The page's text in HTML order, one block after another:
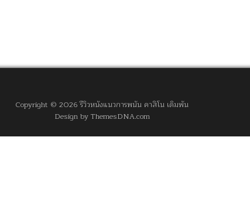
Copyright © 2026 รีวิวหนังแนวการพนัน คาสิโน เดิมพัน
Design by ThemesDNA.com